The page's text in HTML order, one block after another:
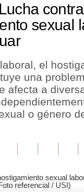
sexual
el
una
afecta a
o género